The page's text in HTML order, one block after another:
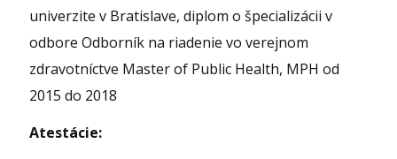
univerzite v Bratislave, diplom o špecializácii v
odbore Odborník na riadenie vo verejnom
zdravotníctve Master of Public Health, MPH od
2015 do 2018
Atestácie: